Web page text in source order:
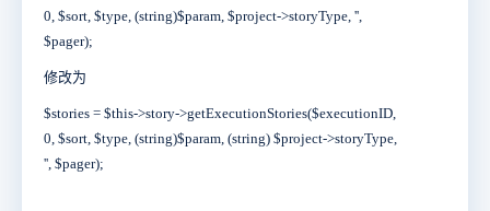
0, $sort, $type, (string)$param, $project->storyType, '',
$pager);
修改为
$stories = $this->story->getExecutionStories($executionID,
0, $sort, $type, (string)$param, (string) $project->storyType,
'', $pager);